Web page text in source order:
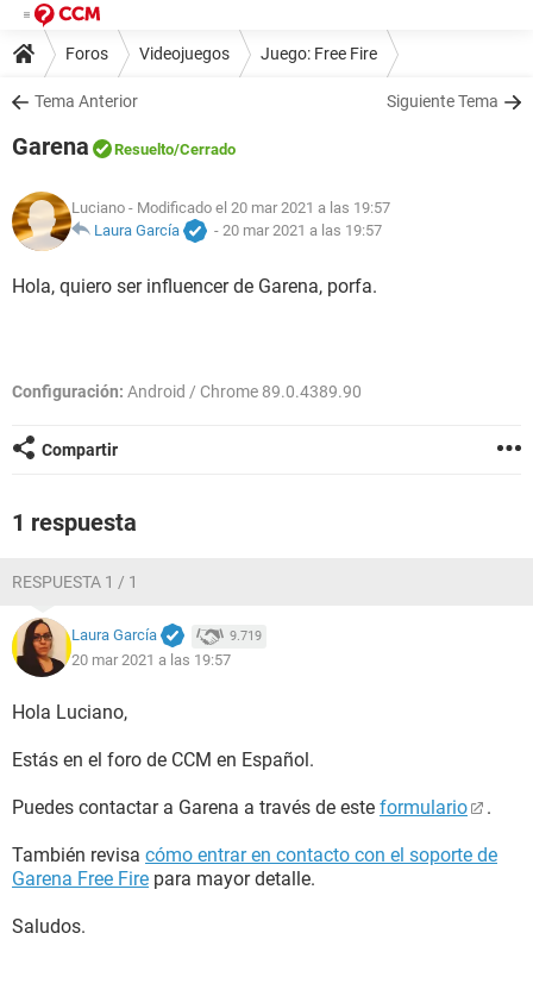
Foros Videojuegos Juego: Free Fire
Tema Anterior Siguiente Tema
Garena Resuelto/Cerrado
Luciano - Modificado el 20 mar 2021 a las 19:57
Laura García
- 20 mar 2021 a las 19:57
Hola, quiero ser influencer de Garena, porfa.
Configuración: Android / Chrome 89.0.4389.90
Compartir
1 respuesta
RESPUESTA 1 / 1
Laura García 9.719
20 mar 2021 a las 19:57
Hola Luciano,
Estás en el foro de CCM en Español.
Puedes contactar a Garena a través de este formulario .
También revisa cómo entrar en contacto con el soporte de
Garena Free Fire para mayor detalle.
Saludos.